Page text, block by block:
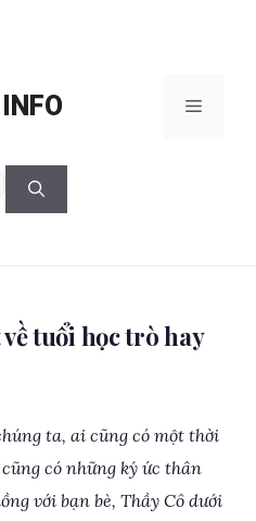
Menu
tuổi học trò hay
ta, ai cũng có một thời
có những k‎ý ức thân
với bạn bè, Thầy Cô dưới